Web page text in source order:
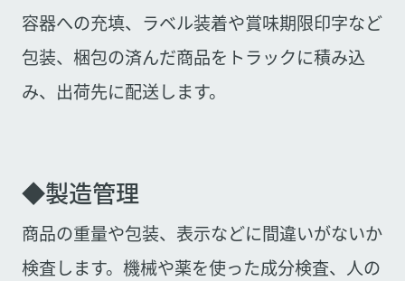
容器への充填、ラベル装着や賞味期限印字など
包装、梱包の済んだ商品をトラックに積み込
み、出荷先に配送します。
◆製造管理
商品の重量や包装、表示などに間違いがないか
検査します。機械や薬を使った成分検査、人の